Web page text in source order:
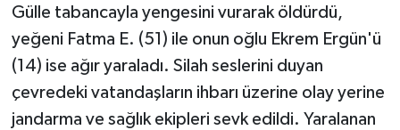
Gülle tabancayla yengesini vurarak öldürdü,
yeğeni Fatma E. (51) ile onun oğlu Ekrem Ergün'ü
(14) ise ağır yaraladı. Silah seslerini duyan
çevredeki vatandaşların ihbarı üzerine olay yerine
jandarma ve sağlık ekipleri sevk edildi. Yaralanan